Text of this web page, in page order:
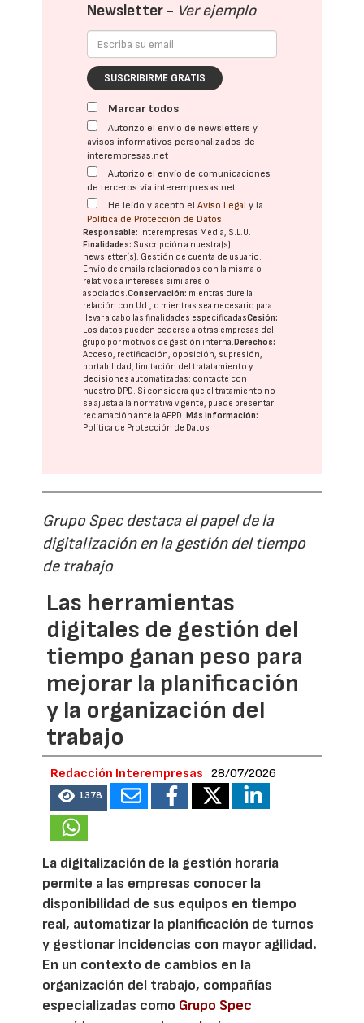
Newsletter - Ver ejemplo
SUSCRIBIRME GRATIS
Marcar todos
Autorizo el envío de newsletters y
avisos informativos personalizados de
interempresas.net
Autorizo el envío de comunicaciones
de terceros vía interempresas.net
He leído y acepto elAviso Legal y la
Política de Protección de Datos
Responsable: Interempresas Media, S.L.U.
Finalidades: Suscripción a nuestra(s)
newsletter(s). Gestión de cuenta de usuario.
Envío de emails relacionados con la misma o
relativos a intereses similares o
asociados.Conservación: mientras dure la
relación con Ud., o mientras sea necesario para
llevar a cabo las finalidades especificadasCesión:
Los datos pueden cederse a otras empresas del
grupo por motivos de gestión interna. Derechos:
Acceso, rectificación, oposición, supresión,
portabilidad, limitación del tratatamiento y
decisiones automatizadas: contacte con
nuestro DPD. Si considera que el tratamiento no
se ajusta a la normativa vigente, puede presentar
reclamación ante laAEPD. Más información:
Política de Protección de Datos
Grupo Spec destaca el papel de la
digitalización en la gestión del tiempo
de trabajo
Las herramientas
digitales de gestión del
tiempo ganan peso para
mejorar la planificación
y la organización del
trabajo
Redacción Interempresas 28/07/2026
1378
La digitalización de la gestión horaria
permite a las empresas conocer la
disponibilidad de sus equipos en tiempo
real, automatizar la planificación de turnos
y gestionar incidencias con mayor agilidad.
En un contexto de cambios en la
organización del trabajo, compañías
especializadas como Grupo Spec